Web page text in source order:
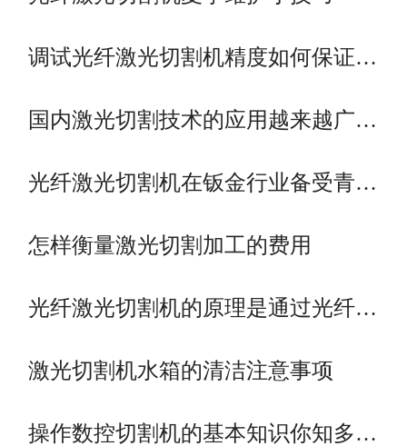
调试光纤激光切割机精度如何保证…
国内激光切割技术的应用越来越广…
光纤激光切割机在钣金行业备受青…
怎样衡量激光切割加工的费用
光纤激光切割机的原理是通过光纤…
激光切割机水箱的清洁注意事项
操作数控切割机的基本知识你知多…